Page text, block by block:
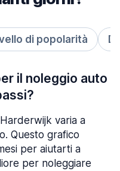
di popolarità
il noleggio auto
varia a
Questo grafico
per aiutarti a
per noleggiare